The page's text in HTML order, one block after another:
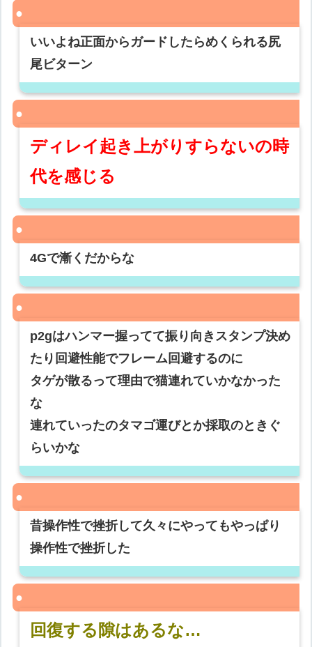
いいよね正面からガードしたらめくられる尻
尾ビターン
ディレイ起き上がりすらないの時
代を感じる
4Gで漸くだからな
p2gはハンマー握ってて振り向きスタンプ決め
たり回避性能でフレーム回避するのに
タゲが散るって理由で猫連れていかなかった
な
連れていったのタマゴ運びとか採取のときぐ
らいかな
昔操作性で挫折して久々にやってもやっぱり
操作性で挫折した
回復する隙はあるな…